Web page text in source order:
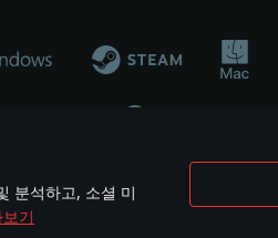
분석하고, 소셜 미
기
발 업체나 장비 제조 업체가 게임 개
are the property of their respective